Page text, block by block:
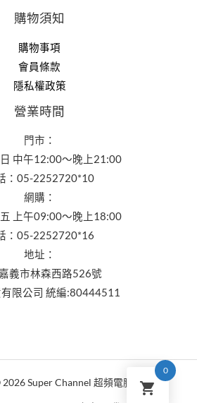
購物須知
購物事項
會員條款
隱私權政策
營業時間
門市：
中午12:00～晚上21:00
：05-2252720*10
網購：
上午09:00～晚上18:00
：05-2252720*16
地址：
義市林森西路526號
限公司 統編:80444511
Super Channel 超頻電腦
0